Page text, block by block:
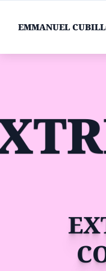
EMMANUEL